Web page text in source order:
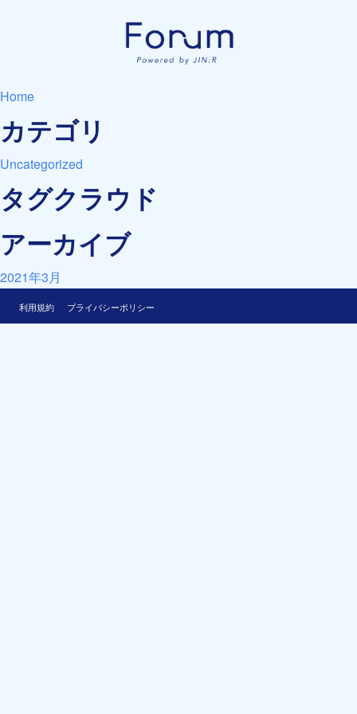
Home
カテゴリ
Uncategorized
タグクラウド
アーカイブ
2021年3月
利用規約 プライバシーポリシー